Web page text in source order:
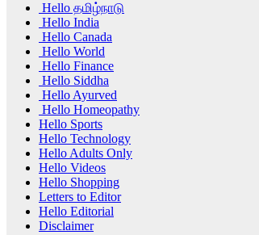
Hello தமிழ்நாடு
Hello India
Hello Canada
Hello World
Hello Finance
Hello Siddha
Hello Ayurved
Hello Homeopathy
Hello Sports
Hello Technology
Hello Adults Only
Hello Videos
Hello Shopping
Letters to Editor
Hello Editorial
Disclaimer